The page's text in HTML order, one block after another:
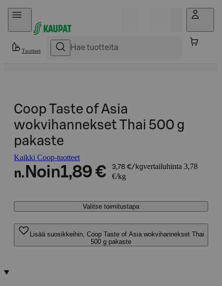
Hyppää sisältöön
Tuotteet
Coop Taste of Asia
wokvihannekset Thai 500 g
pakaste
Kaikki Coop-tuotteet
n. Noin1,89 € 3,78 €/kgvertailuhinta 3,78
€/kg
Valitse toimitustapa
Lisää suosikkeihin, Coop Taste of Asia wokvihannekset Thai
500 g pakaste